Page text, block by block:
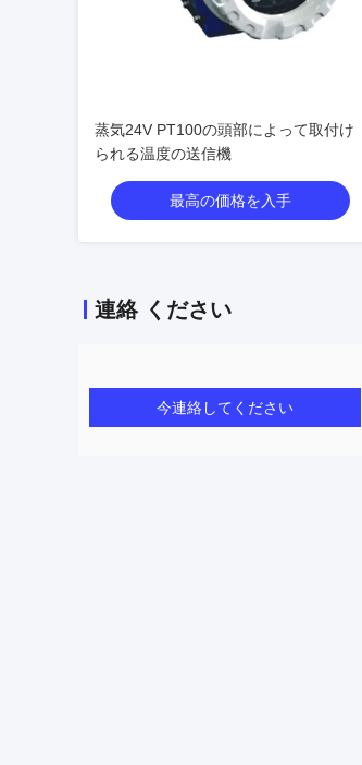
蒸気24V PT100の頭部によって取付け
られる温度の送信機
最高の価格を入手
連絡 ください
今連絡してください